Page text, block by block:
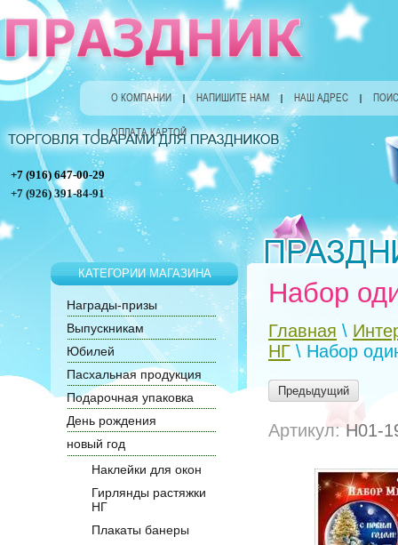
+7 (916) 647-00-29
+7 (926) 391-84-91
О КОМПАНИИ НАПИШИТЕ НАМ НАШ АДРЕС
ОПЛАТА КАРТОЙ
Набор
Главная \
НГ \ Набор
Предыдущий
Артикул:H01-
КАТЕГОРИИ МАГАЗИНА
Награды-призы
Выпускникам
Юбилей
Пасхальная продукция
Подарочная упаковка
День рождения
новый год
Наклейки для окон
Гирлянды растяжки
НГ
Плакаты банеры